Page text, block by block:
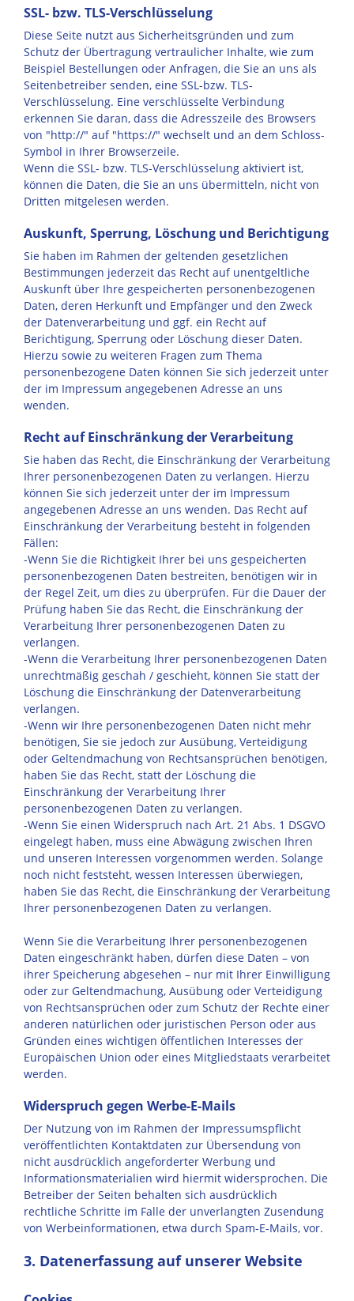
SSL- bzw. TLS-Verschlüsselung
Diese Seite nutzt aus Sicherheitsgründen und zum
Schutz der Übertragung vertraulicher Inhalte, wie zum
Beispiel Bestellungen oder Anfragen, die Sie an uns als
Seitenbetreiber senden, eine SSL-bzw. TLS-
Verschlüsselung. Eine verschlüsselte Verbindung
erkennen Sie daran, dass die Adresszeile des Browsers
von "http://" auf "https://" wechselt und an dem Schloss-
Symbol in Ihrer Browserzeile.
Wenn die SSL- bzw. TLS-Verschlüsselung aktiviert ist,
können die Daten, die Sie an uns übermitteln, nicht von
Dritten mitgelesen werden.
Auskunft, Sperrung, Löschung und Berichtigung
Sie haben im Rahmen der geltenden gesetzlichen
Bestimmungen jederzeit das Recht auf unentgeltliche
Auskunft über Ihre gespeicherten personenbezogenen
Daten, deren Herkunft und Empfänger und den Zweck
der Datenverarbeitung und ggf. ein Recht auf
Berichtigung, Sperrung oder Löschung dieser Daten.
Hierzu sowie zu weiteren Fragen zum Thema
personenbezogene Daten können Sie sich jederzeit unter
der im Impressum angegebenen Adresse an uns
wenden.
Recht auf Einschränkung der Verarbeitung
Sie haben das Recht, die Einschränkung der Verarbeitung
Ihrer personenbezogenen Daten zu verlangen. Hierzu
können Sie sich jederzeit unter der im Impressum
angegebenen Adresse an uns wenden. Das Recht auf
Einschränkung der Verarbeitung besteht in folgenden
Fällen:
-Wenn Sie die Richtigkeit Ihrer bei uns gespeicherten
personenbezogenen Daten bestreiten, benötigen wir in
der Regel Zeit, um dies zu überprüfen. Für die Dauer der
Prüfung haben Sie das Recht, die Einschränkung der
Verarbeitung Ihrer personenbezogenen Daten zu
verlangen.
-Wenn die Verarbeitung Ihrer personenbezogenen Daten
unrechtmäßig geschah / geschieht, können Sie statt der
Löschung die Einschränkung der Datenverarbeitung
verlangen.
-Wenn wir Ihre personenbezogenen Daten nicht mehr
benötigen, Sie sie jedoch zur Ausübung, Verteidigung
oder Geltendmachung von Rechtsansprüchen benötigen,
haben Sie das Recht, statt der Löschung die
Einschränkung der Verarbeitung Ihrer
personenbezogenen Daten zu verlangen.
-Wenn Sie einen Widerspruch nach Art. 21 Abs. 1 DSGVO
eingelegt haben, muss eine Abwägung zwischen Ihren
und unseren Interessen vorgenommen werden. Solange
noch nicht feststeht, wessen Interessen überwiegen,
haben Sie das Recht, die Einschränkung der Verarbeitung
Ihrer personenbezogenen Daten zu verlangen.
Wenn Sie die Verarbeitung Ihrer personenbezogenen
Daten eingeschränkt haben, dürfen diese Daten – von
ihrer Speicherung abgesehen – nur mit Ihrer Einwilligung
oder zur Geltendmachung, Ausübung oder Verteidigung
von Rechtsansprüchen oder zum Schutz der Rechte einer
anderen natürlichen oder juristischen Person oder aus
Gründen eines wichtigen öffentlichen Interesses der
Europäischen Union oder eines Mitgliedstaats verarbeitet
werden.
Widerspruch gegen Werbe-E-Mails
Der Nutzung von im Rahmen der Impressumspflicht
veröffentlichten Kontaktdaten zur Übersendung von
nicht ausdrücklich angeforderter Werbung und
Informationsmaterialien wird hiermit widersprochen. Die
Betreiber der Seiten behalten sich ausdrücklich
rechtliche Schritte im Falle der unverlangten Zusendung
von Werbeinformationen, etwa durch Spam-E-Mails, vor.
3. Datenerfassung auf unserer Website